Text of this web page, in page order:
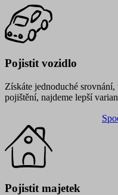
Pojistit vozidlo
Získáte jednoduché
pojištění, najdeme lepší
Pojistit majetek